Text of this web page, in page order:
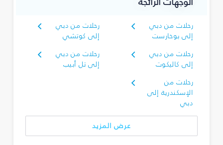
رحلات من دبي
إلى بوخارست
رحلات من دبي
إلى كوتشي
رحلات من دبي
إلى كاليكوت
رحلات من دبي
إلى تل أبيب
رحلات من
الإسكندرية إلى
دبي
عرض المزيد